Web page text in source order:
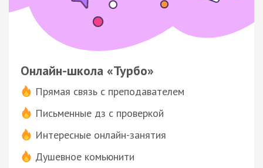
Онлайн-школа «Турбо»
Прямая связь с преподавателем
Письменные дз с проверкой
Интересные онлайн-занятия
Душевное комьюнити